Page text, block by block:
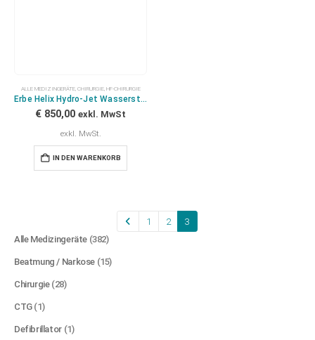
ALLE MEDIZINGERÄTE, CHIRURGIE, HF-CHIRURGIE
Erbe Helix Hydro-Jet Wasserstrahldissektor
€ 850,00 exkl. MwSt
exkl. MwSt.
IN DEN WARENKORB
1 2
3
Alle Medizingeräte (382)
Beatmung / Narkose (15)
Chirurgie (28)
CTG (1)
Defibrillator (1)